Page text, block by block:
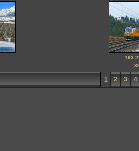
1 2 3 4